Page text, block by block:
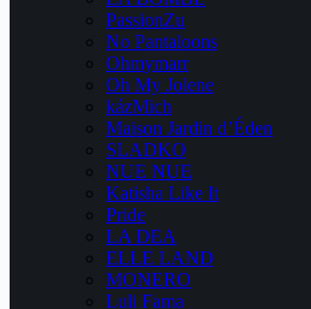
PassionZu
No Pantaloons
Ohmymarr
Oh My Jolene
kázMich
Maison Jardin d’Éden
SLADKO
NUE NUE
Katisha Like It
Pride
LA DEA
ELLE LAND
MONERO
Luli Fama